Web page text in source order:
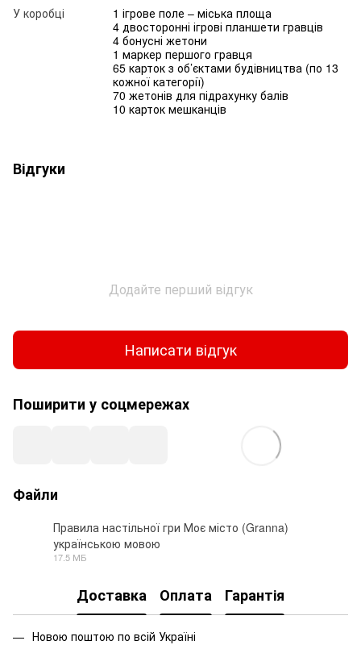
У коробці
1 ігрове поле – міська площа
4 двосторонні ігрові планшети гравців
4 бонусні жетони
1 маркер першого гравця
65 карток з об’єктами будівництва (по 13
кожної категорії)
70 жетонів для підрахунку балів
10 карток мешканців
Відгуки
Додайте перший відгук
Написати відгук
Поширити у соцмережах
Файли
Правила настільної гри Моє місто (Granna)
українською мовою
17.5 МБ
Доставка Оплата Гарантія
Новою поштою по всій Україні